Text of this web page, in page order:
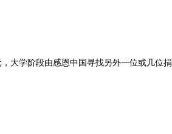
大学阶段由感恩中国寻找另外一位或几位捐